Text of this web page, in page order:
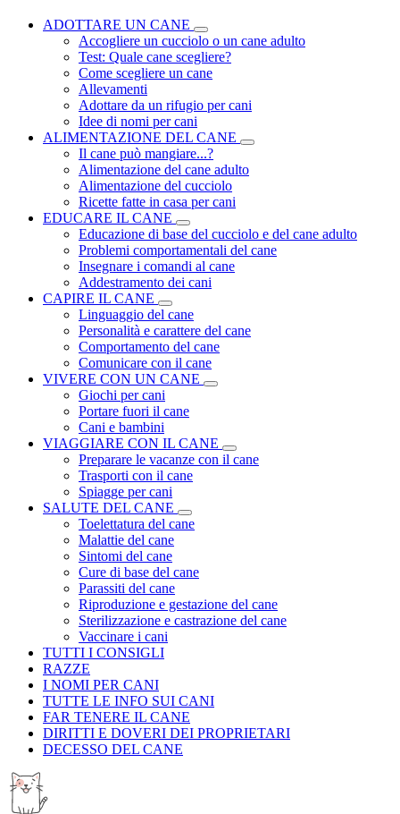
ADOTTARE UN CANE
Accogliere un cucciolo o un cane adulto
Test: Quale cane scegliere?
Come scegliere un cane
Allevamenti
Adottare da un rifugio per cani
Idee di nomi per cani
ALIMENTAZIONE DEL CANE
Il cane può mangiare...?
Alimentazione del cane adulto
Alimentazione del cucciolo
Ricette fatte in casa per cani
EDUCARE IL CANE
Educazione di base del cucciolo e del cane adulto
Problemi comportamentali del cane
Insegnare i comandi al cane
Addestramento dei cani
CAPIRE IL CANE
Linguaggio del cane
Personalità e carattere del cane
Comportamento del cane
Comunicare con il cane
VIVERE CON UN CANE
Giochi per cani
Portare fuori il cane
Cani e bambini
VIAGGIARE CON IL CANE
Preparare le vacanze con il cane
Trasporti con il cane
Spiagge per cani
SALUTE DEL CANE
Toelettatura del cane
Malattie del cane
Sintomi del cane
Cure di base del cane
Parassiti del cane
Riproduzione e gestazione del cane
Sterilizzazione e castrazione del cane
Vaccinare i cani
TUTTI I CONSIGLI
RAZZE
I NOMI PER CANI
TUTTE LE INFO SUI CANI
FAR TENERE IL CANE
DIRITTI E DOVERI DEI PROPRIETARI
DECESSO DEL CANE